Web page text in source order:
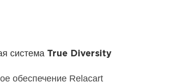
система True Diversity
обеспечение Relacart